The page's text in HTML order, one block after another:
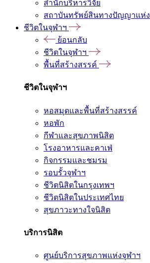
สำนักบริหารวิจัย
สถาบันทรัพย์สินทางปัญญาแห่
ชีวิตในจุฬาฯ
ย้อนกลับ
ชีวิตในจุฬาฯ
พื้นที่สร้างสรรค์
ชีวิตในจุฬาฯ
หอสมุดและพื้นที่สร้างสรรค์
หอพัก
กีฬาและสุขภาพนิสิต
โรงอาหารและคาเฟ่
กิจกรรมและชมรม
รอบรั้วจุฬาฯ
ชีวิตนิสิตในกรุงเทพฯ
ชีวิตนิสิตในประเทศไทย
สุขภาวะทางใจนิสิต
บริการนิสิต
ศูนย์บริการสุขภาพแห่งจุฬาฯ